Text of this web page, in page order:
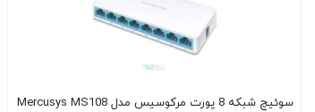
سوئیچ شبکه 8 پورت مرکوسیس مدل Mercusys MS108